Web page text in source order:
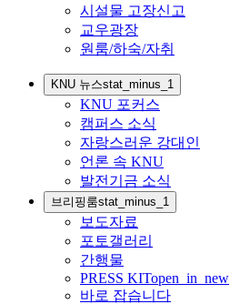
시설물 고장신고
교우광장
원룸/하숙/자취
KNU 뉴스stat_minus_1
KNU 포커스
캠퍼스 소식
자랑스러운 강대인
언론 속 KNU
발전기금 소식
브리핑룸stat_minus_1
보도자료
포토갤러리
간행물
PRESS KITopen_in_new
바로 잡습니다